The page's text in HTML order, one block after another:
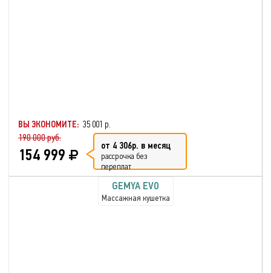
ВЫ ЭКОНОМИТЕ: 35 001 р.
190 000 руб.
154 999 от 4 306р. в месяц
рассрочка без
переплат
GEMYA EVO
Массажная кушетка